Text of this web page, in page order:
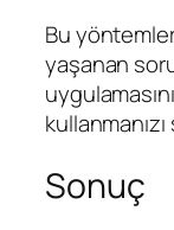
Bu
yaşanan
Sonuç